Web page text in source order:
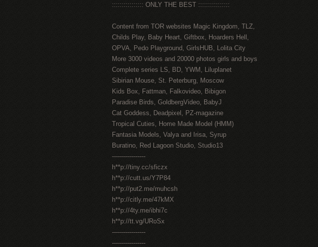
:::::::::::::::: ONLY THE BEST ::::::::::::::::
Content from TOR websites Magic Kingdom, TLZ,
Childs Play, Baby Heart, Giftbox, Hoarders Hell,
OPVA, Pedo Playground, GirlsHUB, Lolita City
More 3000 videos and 20000 photos girls and boys
Complete series LS, BD, YWM, Liluplanet
Sibirian Mouse, St. Peterburg, Moscow
Kids Box, Fattman, Falkovideo, Bibigon
Paradise Birds, GoldbergVideo, BabyJ
Cat Goddess, Deadpixel, PZ-magazine
Tropical Cuties, Home Made Model (HMM)
Fantasia Models, Valya and Irisa, Syrup
Buratino, Red Lagoon Studio, Studio13
-----------------
h**p://tiny.cc/sficzx
h**p://cutt.us/Y7P84
h**p://put2.me/muhcsh
h**p://citly.me/47kMX
h**p://4ty.me/ibhi7c
h**p://tt.vg/URoSx
-----------------
-----------------